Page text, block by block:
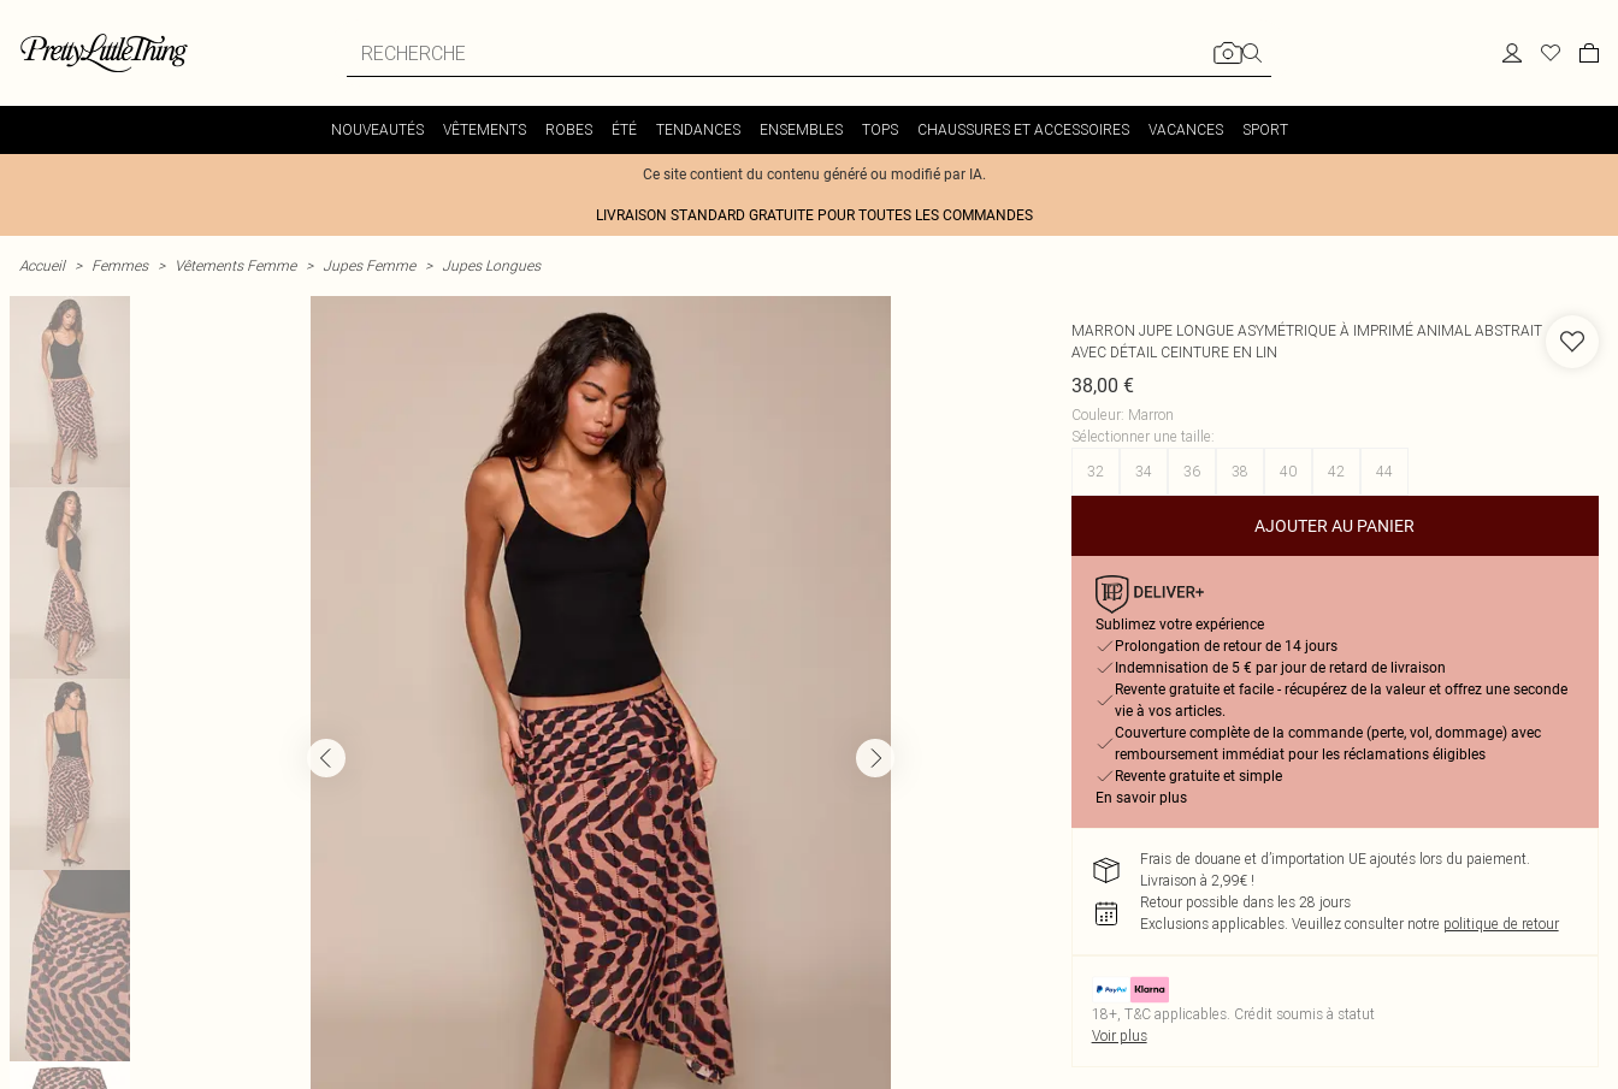
NOUVEAUTÉS VÊTEMENTS ROBES ÉTÉ TENDANCES ENSEMBLES TOPS CHAUSSURES ET ACCESSOIRES VACANCES SPORT
Ce site contient du contenu généré ou modifié par IA.
LIVRAISON STANDARD GRATUITE POUR TOUTES LES COMMANDES
Accueil > Femmes > Vêtements Femme > Jupes Femme > Jupes Longues
MARRON JUPE LONGUE ASYMÉTRIQUE À IMPRIMÉ ANIMAL ABSTRAIT
AVEC DÉTAIL CEINTURE EN LIN
38,00 €
Couleur: Marron
Sélectionner une taille:
32
34 36 38 40 42 44
AJOUTER AU PANIER
Sublimez votre expérience
Prolongation de retour de 14 jours
Indemnisation de 5 € par jour de retard de livraison
Revente gratuite et facile - récupérez de la valeur et offrez une seconde
vie à vos articles.
Couverture complète de la commande (perte, vol, dommage) avec
remboursement immédiat pour les réclamations éligibles
Revente gratuite et simple
En savoir plus
Frais de douane et d’importation UE ajoutés lors du paiement.
Livraison à 2,99€ !
Retour possible dans les 28 jours
Exclusions applicables. Veuillez consulter notre politique de retour
18+, T&C applicables. Crédit soumis à statut
Voir plus